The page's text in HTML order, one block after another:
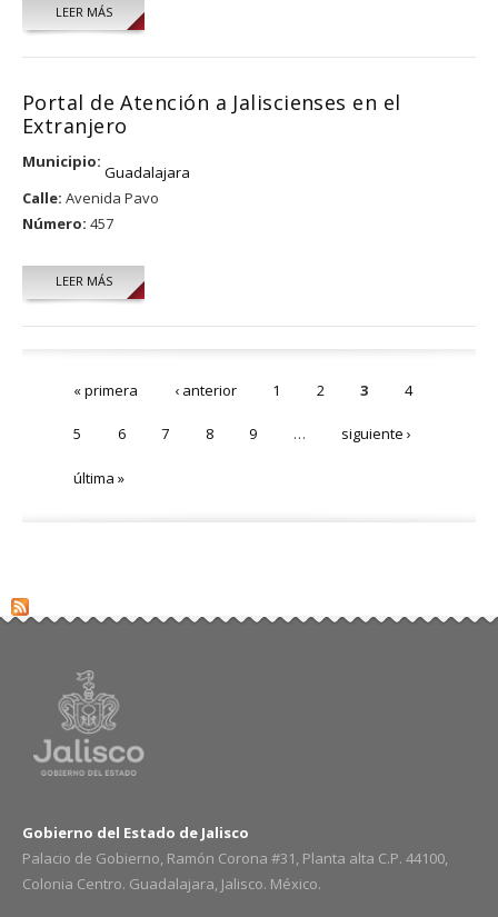
LEER MÁS
Portal de Atención a Jaliscienses en el
Extranjero
Municipio:
Guadalajara
Calle: Avenida Pavo
Número: 457
LEER MÁS
« primera ‹ anterior 1 2 3 4
5 6 7 8 9 … siguiente ›
última »
Gobierno del Estado de Jalisco
Palacio de Gobierno, Ramón Corona #31, Planta alta C.P. 44100,
Colonia Centro. Guadalajara, Jalisco. México.